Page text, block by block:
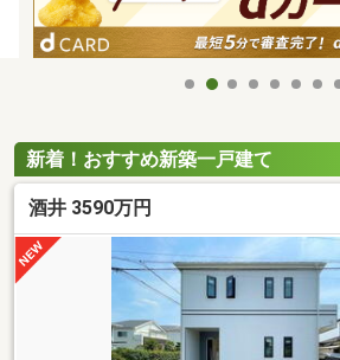
新着！おすすめ新築一戸建て
酒井 3590万円